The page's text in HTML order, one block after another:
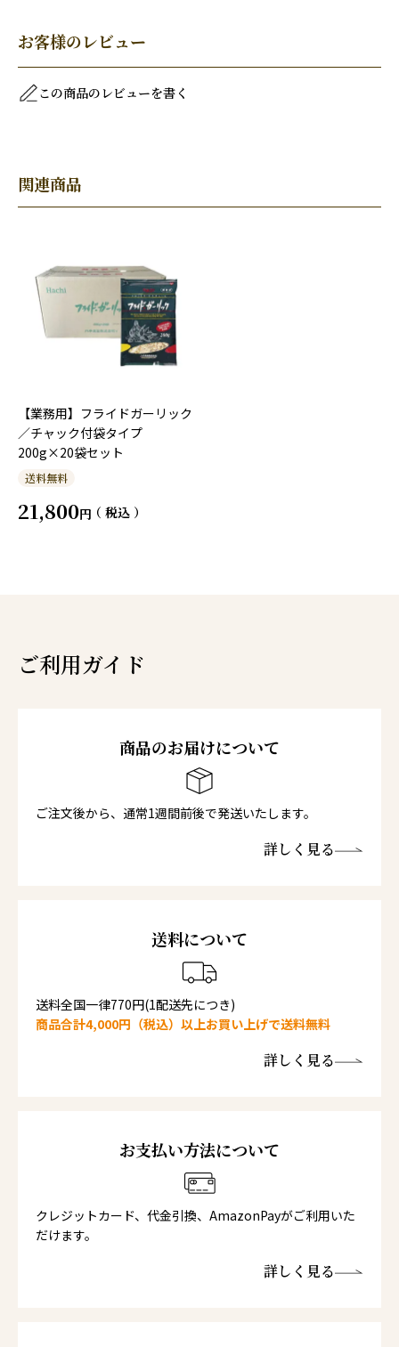
お客様のレビュー
この商品のレビューを書く
関連商品
【業務用】フライドガーリック
／チャック付袋タイプ
200g×20袋セット
送料無料
21,800 税込
ご利用ガイド
商品のお届けについて
ご注文後から、通常1週間前後で発送いたします。
詳しく見る
送料について
送料全国一律770円(1配送先につき)
商品合計4,000円（税込）以上お買い上げで送料無料
詳しく見る
お支払い方法について
クレジットカード、代金引換、AmazonPayがご利用いた
だけます。
詳しく見る